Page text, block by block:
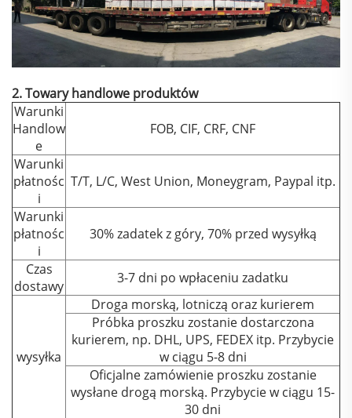
2. Towary handlowe produktów
Warunki
Handlow
e
FOB, CIF, CRF, CNF
Warunki
płatnośc
i
T/T, L/C, West Union, Moneygram, Paypal itp.
Warunki
płatnośc
i
30% zadatek z góry, 70% przed wysyłką
Czas
dostawy
3-7 dni po wpłaceniu zadatku
wysyłka
Droga morską, lotniczą oraz kurierem
Próbka proszku zostanie dostarczona
kurierem, np. DHL, UPS, FEDEX itp. Przybycie
w ciągu 5-8 dni
Oficjalne zamówienie proszku zostanie
wysłane drogą morską. Przybycie w ciągu 15-
30 dni